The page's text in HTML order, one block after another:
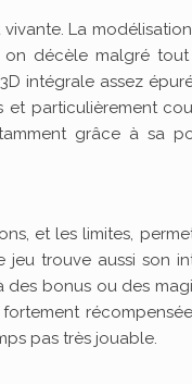
La
on décèle malgré
intégrale assez
et particulièrement
grâce à sa
et les limites,
trouve aussi son
des bonus ou des
pas très jouable.